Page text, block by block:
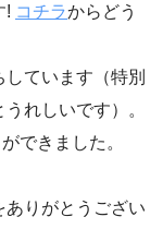
! コチラからどう
ています（特別
れしいです）。
できました。
ありがとうござい